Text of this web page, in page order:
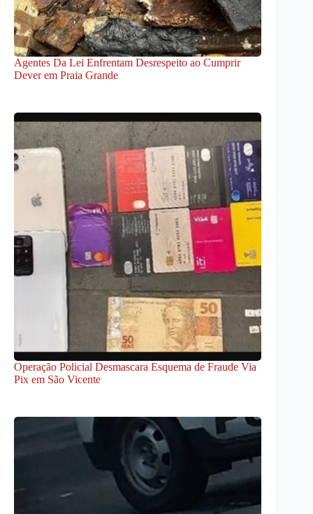
Agentes Da Lei Enfrentam Desrespeito ao Cumprir
Dever em Praia Grande
Operação Policial Desmascara Esquema de Fraude Via
Pix em São Vicente